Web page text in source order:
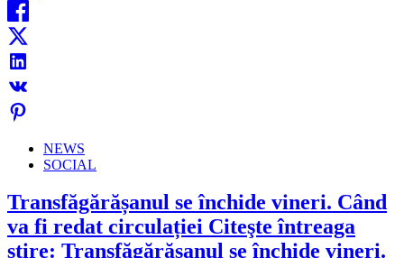
NEWS
SOCIAL
Transfăgărășanul se închide vineri. Când
va fi redat circulației Citeşte întreaga
ştire: Transfăgărășanul se închide vineri.